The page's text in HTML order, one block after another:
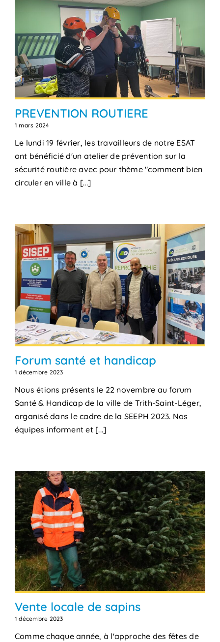
PREVENTION ROUTIERE
1 mars 2024
Le lundi 19 février, les travailleurs de notre ESAT
ont bénéficié d'un atelier de prévention sur la
sécurité routière avec pour thème "comment bien
circuler en ville à [...]
Forum santé et handicap
1 décembre 2023
Nous étions présents le 22 novembre au forum
Santé & Handicap de la ville de Trith-Saint-Léger,
organisé dans le cadre de la SEEPH 2023. Nos
équipes informent et [...]
Vente locale de sapins
1 décembre 2023
Comme chaque année, à l'approche des fêtes de